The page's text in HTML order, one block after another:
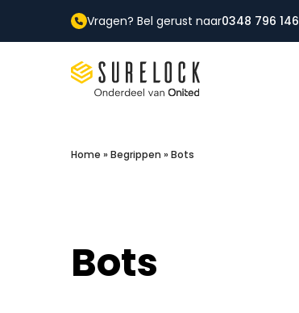
Vragen? Bel gerust naar0348 796 146
Surelock IT Security Services
Home » Begrippen » Bots
Bots